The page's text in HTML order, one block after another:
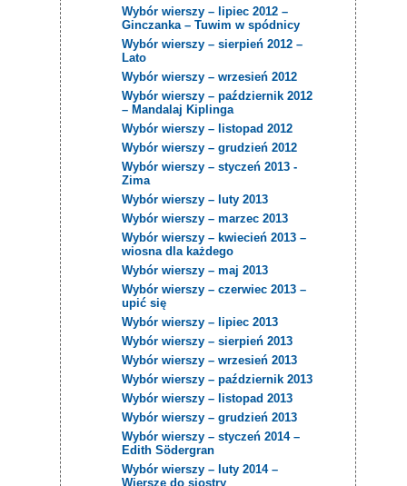
Wybór wierszy – lipiec 2012 –
Ginczanka – Tuwim w spódnicy
Wybór wierszy – sierpień 2012 –
Lato
Wybór wierszy – wrzesień 2012
Wybór wierszy – październik 2012
– Mandalaj Kiplinga
Wybór wierszy – listopad 2012
Wybór wierszy – grudzień 2012
Wybór wierszy – styczeń 2013 -
Zima
Wybór wierszy – luty 2013
Wybór wierszy – marzec 2013
Wybór wierszy – kwiecień 2013 –
wiosna dla każdego
Wybór wierszy – maj 2013
Wybór wierszy – czerwiec 2013 –
upić się
Wybór wierszy – lipiec 2013
Wybór wierszy – sierpień 2013
Wybór wierszy – wrzesień 2013
Wybór wierszy – październik 2013
Wybór wierszy – listopad 2013
Wybór wierszy – grudzień 2013
Wybór wierszy – styczeń 2014 –
Edith Södergran
Wybór wierszy – luty 2014 –
Wiersze do siostry